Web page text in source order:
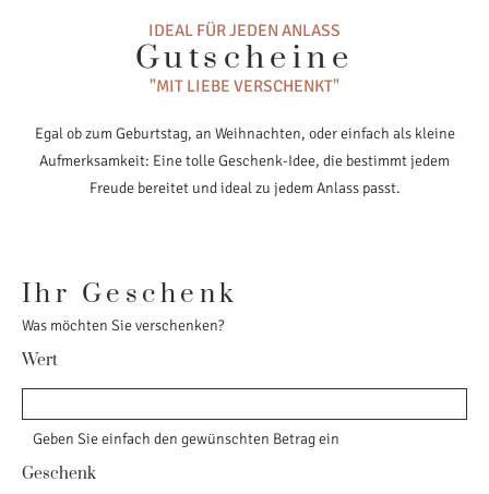
IDEAL FÜR JEDEN ANLASS
Gutscheine
"MIT LIEBE VERSCHENKT"
Egal ob zum Geburtstag, an Weihnachten, oder einfach als kleine
Aufmerksamkeit: Eine tolle Geschenk-Idee, die bestimmt jedem
Freude bereitet und ideal zu jedem Anlass passt.
Ihr Geschenk
Was möchten Sie verschenken?
Wert
Geben Sie einfach den gewünschten Betrag ein
Geschenk